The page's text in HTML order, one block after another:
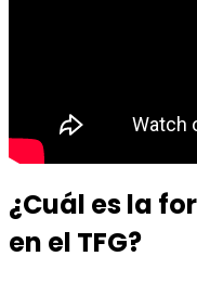
¿Cuál es la
en el TFG?